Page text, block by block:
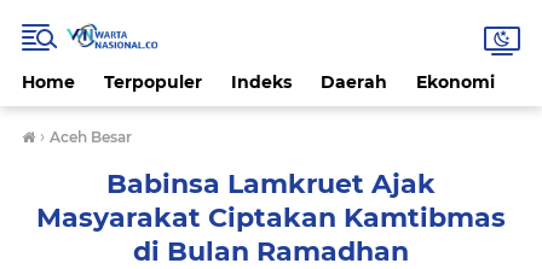
Home Terpopuler Indeks Daerah Ekonomi
› Aceh Besar
Babinsa Lamkruet Ajak
Masyarakat Ciptakan Kamtibmas
di Bulan Ramadhan